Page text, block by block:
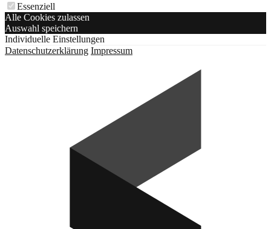
Essenziell
Alle Cookies zulassen
Auswahl speichern
Individuelle Einstellungen
Datenschutzerklärung Impressum